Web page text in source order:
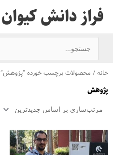
فراز دانش کیوان
جستجو
برای:
خانه / محصولات برچسب خورده “پژوهش”
پژوهش